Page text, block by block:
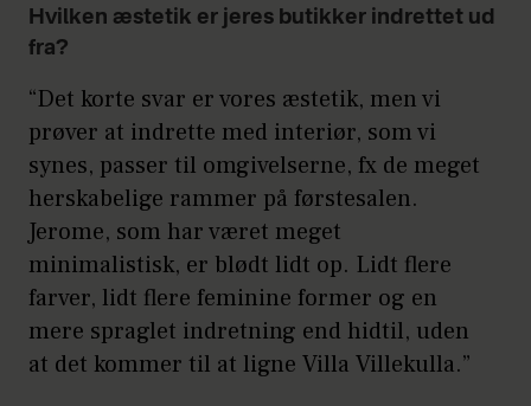
Hvilken æstetik er jeres butikker indrettet ud
fra?
“Det korte svar er vores æstetik, men vi
prøver at indrette med interiør, som vi
synes, passer til omgivelserne, fx de meget
herskabelige rammer på førstesalen.
Jerome, som har været meget
minimalistisk, er blødt lidt op. Lidt flere
farver, lidt flere feminine former og en
mere spraglet indretning end hidtil, uden
at det kommer til at ligne Villa Villekulla.”